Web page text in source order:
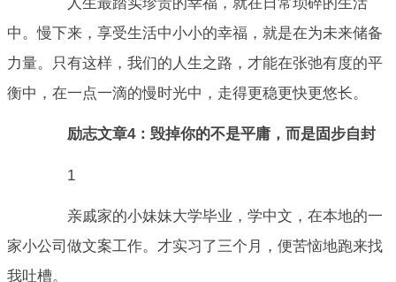
中。慢下来，享受生活中小小的幸福，就是在为未来储备
力量。只有这样，我们的人生之路，才能在张弛有度的平
衡中，在一点一滴的慢时光中，走得更稳更快更悠长。
励志文章4：毁掉你的不是平庸，而是固步自封
1
亲戚家的小妹妹大学毕业，学中文，在本地的一
家小公司做文案工作。才实习了三个月，便苦恼地跑来找
我吐槽。